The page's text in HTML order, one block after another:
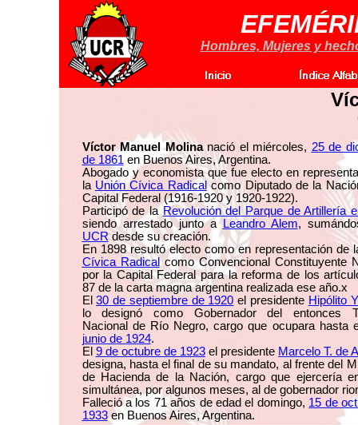
Hombres, Mujeres y
Víctor Manuel Molinanació el miércoles, 25 de
de 1861 en Buenos Aires, Argentina.
Abogado y economista que fue electo en
la Unión Cívica Radicalcomo Diputado de la
Capital Federal (1916-1920 y 1920-1922).
Participó de la Revolución del Parque de Artillería
siendo arrestado junto a Leandro Alem,
UCRdesde su creación.
En 1898 resultó electo como en representación de
Cívica Radicalcomo Convencional Constituyente
por la Capital Federal para la reforma de los
87 de la carta magna argentina realizada ese año.x
El30 de septiembre de 1920 el presidente Hipólito
lo designó como Gobernador del entonces
Nacional de Río Negro, cargo que ocupara hasta
junio de 1924.
El 9 de octubre de 1923el presidente Marcelo T. de
designa, hasta el final de su mandato, al frente del
de Hacienda de la Nación, cargo que ejercería
simultánea, por algunos meses, al de gobernador
Falleció a los 71 años de edad el domingo, 15 de
1933en Buenos Aires, Argentina.